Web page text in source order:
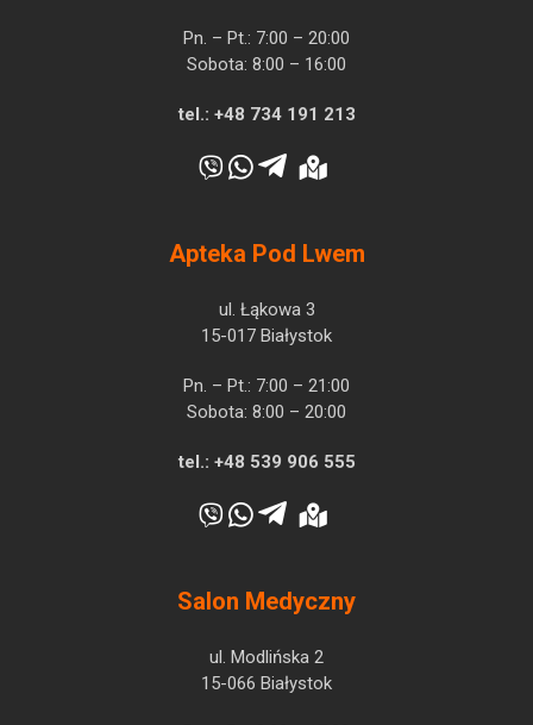
Pn. – Pt.: 7:00 – 20:00
Sobota: 8:00 – 16:00
tel.: +48 734 191 213
Apteka Pod Lwem
ul. Łąkowa 3
15-017 Białystok
Pn. – Pt.: 7:00 – 21:00
Sobota: 8:00 – 20:00
tel.: +48 539 906 555
Salon Medyczny
ul. Modlińska 2
15-066 Białystok